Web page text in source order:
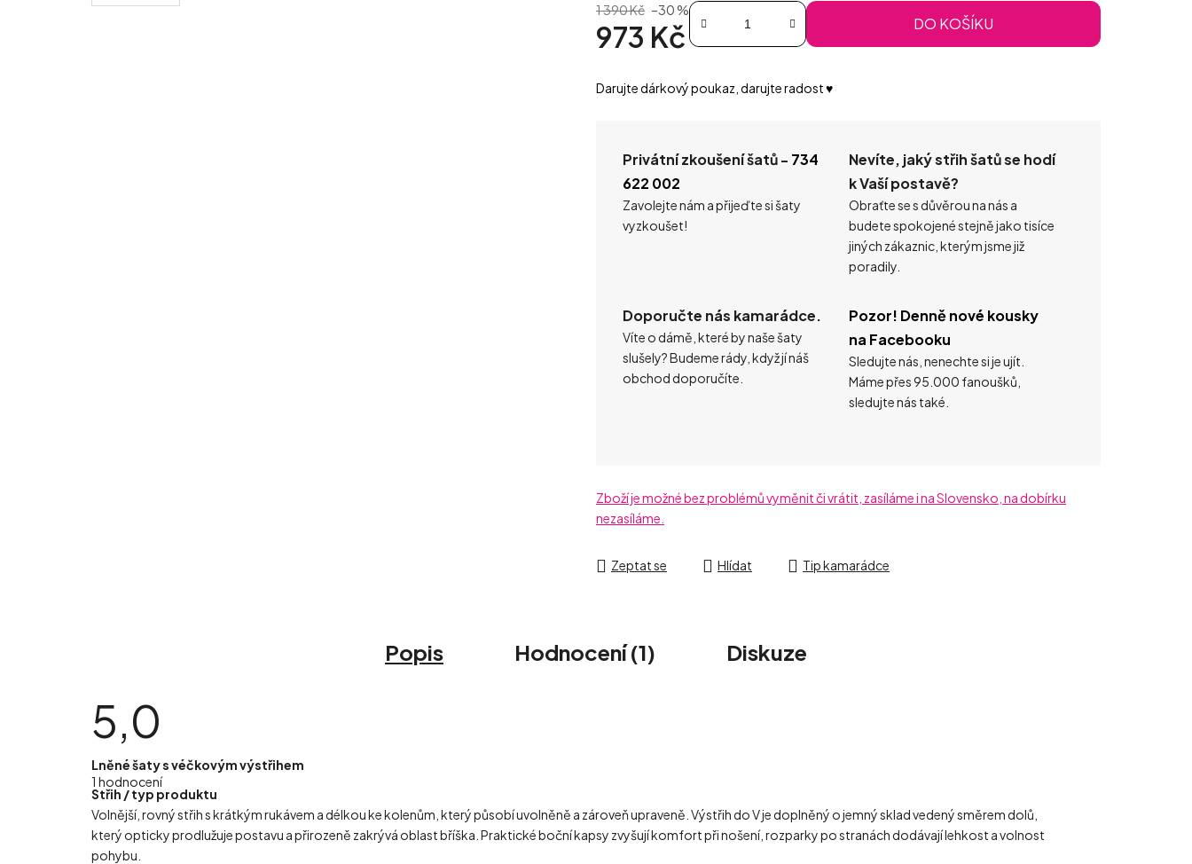
1 390 Kč –30 %
973 Kč DO KOŠÍKU
Darujte dárkový poukaz, darujte radost ♥️
Privátní zkoušení šatů - 734
622 002
Zavolejte nám a přijeďte si šaty
vyzkoušet!
Nevíte, jaký střih šatů se hodí
k Vaší postavě?
Obraťte se s důvěrou na nás a
budete spokojené stejně jako tisíce
jiných zákaznic, kterým jsme již
poradily.
Doporučte nás kamarádce.
Víte o dámě, které by naše šaty
slušely? Budeme rády, když jí náš
obchod doporučíte.
Pozor! Denně nové kousky
na Facebooku
Sledujte nás, nenechte si je ujít.
Máme přes 95.000 fanoušků,
sledujte nás také.
Zboží je možné bez problémů vyměnit či vrátit, zasíláme i na Slovensko, na dobírku
nezasíláme.
Zeptat se Hlídat Tip kamarádce
Popis Hodnocení (1) Diskuze
5,0
Průměrné
hodnocení
produktu
je
5,0
z
5
hvězdiček.
1 hodnocení
Lněné šaty s véčkovým výstřihem
Střih / typ produktu
Volnější, rovný střih s krátkým rukávem a délkou ke kolenům, který působí uvolněně a zároveň upraveně. Výstřih do V je doplněný o jemný sklad vedený směrem dolů,
který opticky prodlužuje postavu a přirozeně zakrývá oblast bříška. Praktické boční kapsy zvyšují komfort při nošení, rozparky po stranách dodávají lehkost a volnost
pohybu.